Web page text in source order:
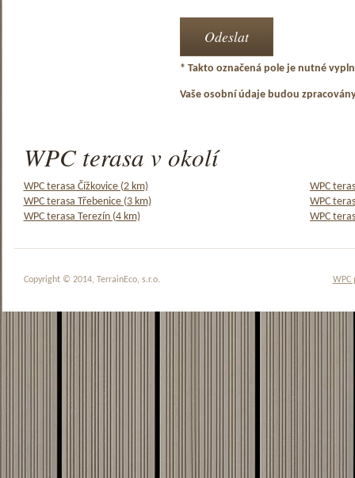
* Takto označená pole je nutné
Vaše osobní údaje budou
WPC terasa v okolí
WPC terasa Čížkovice (2 km)
WPC
WPC terasa Třebenice (3 km)
WPC
WPC terasa Terezín (4 km)
WPC
WPC
Copyright © 2014, TerrainEco, s.r.o.